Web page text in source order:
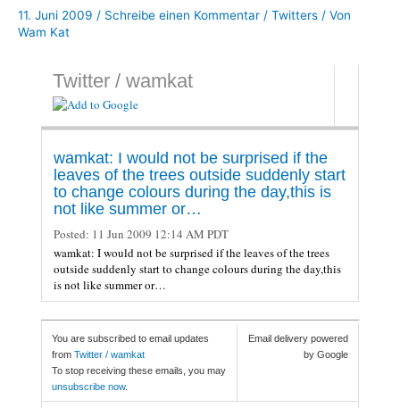
11. Juni 2009 / Schreibe einen Kommentar / Twitters / Von
Wam Kat
Twitter / wamkat
wamkat: I would not be surprised if the
leaves of the trees outside suddenly start
to change colours during the day,this is
not like summer or…
Posted: 11 Jun 2009 12:14 AM PDT
wamkat: I would not be surprised if the leaves of the trees
outside suddenly start to change colours during the day,this
is not like summer or…
You are subscribed to email updates
from Twitter / wamkat
To stop receiving these emails, you may
unsubscribe now.
Email delivery powered
by Google